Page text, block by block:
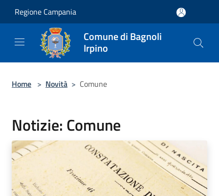
Regione Campania
Comune di Bagnoli
Irpino
Home > Novità > Comune
Notizie: Comune